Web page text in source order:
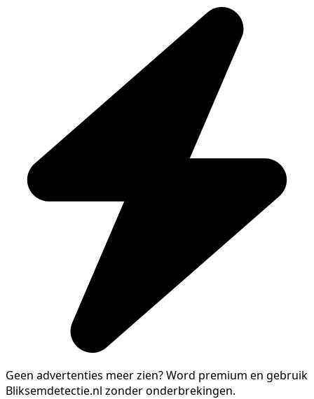
Geen advertenties meer zien?Word premium en gebruik
Bliksemdetectie.nl zonder onderbrekingen.